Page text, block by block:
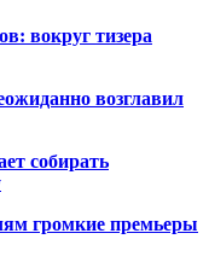
вокруг тизера
возглавил
собирать
громкие премьеры